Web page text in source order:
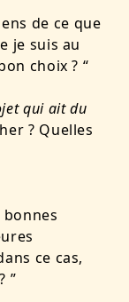
de ce que
je suis au
choix ? “
qui ait du
? Quelles
ce cas,
”